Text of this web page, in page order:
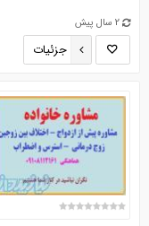
2 سال پیش
جزئیات